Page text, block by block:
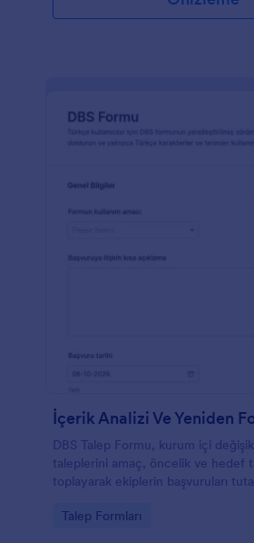
DBS Talep Formu, kurum içi
taleplerini amaç, öncelik ve hedef
toplayarak ekiplerin başvuruları
Go to Category:
Talep Formları